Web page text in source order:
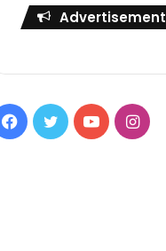
Advertisement
Facebook
TwitterYouTube